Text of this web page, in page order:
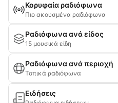
Κορυφαία ραδιόφωνα
Πιο ακουσμένα ραδιόφωνα
Ραδιόφωνα ανά είδος
15 μουσικά είδη
Ραδιόφωνα ανά περιοχή
Τοπικά ραδιόφωνα
Ειδήσεις